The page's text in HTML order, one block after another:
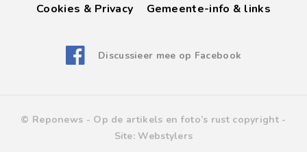
Cookies & Privacy
Gemeente-info & links
Discussieer mee op Facebook
© Reponews - Op de artikels en foto’s rust copyright -
Site: Webstylers